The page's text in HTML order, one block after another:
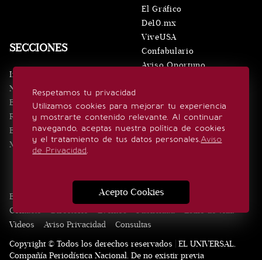
Respetamos tu privacidad
Utilizamos cookies para mejorar tu experiencia
y mostrarte contenido relevante. Al continuar
navegando, aceptas nuestra política de cookies
y el tratamiento de tus datos personales.Aviso
de Privacidad.
Acepto Cookies
SECCIONES
Inicio
Noticias
Eventos
Realeza
Estilo de vida
Minuto x Minuto
El Gráfico
De10.mx
ViveUSA
Confabulario
Aviso Oportuno
SÍGUENOS
Edición Impresa Noticias Quiénes somos
Contacto
Directorio Eventos Publicidad
Estilo de vida
Videos
Aviso Privacidad
Consultas
Copyright © Todos los derechos reservados | EL UNIVERSAL,
Compañía Periodística Nacional. De no existir previa